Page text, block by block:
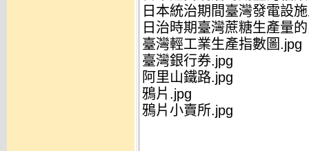
日本統治期間臺灣發電設
日治時期臺灣蔗糖生產量
臺灣輕工業生產指數圖.jpg
臺灣銀行券.jpg
阿里山鐵路.jpg
鴉片.jpg
鴉片小賣所.jpg